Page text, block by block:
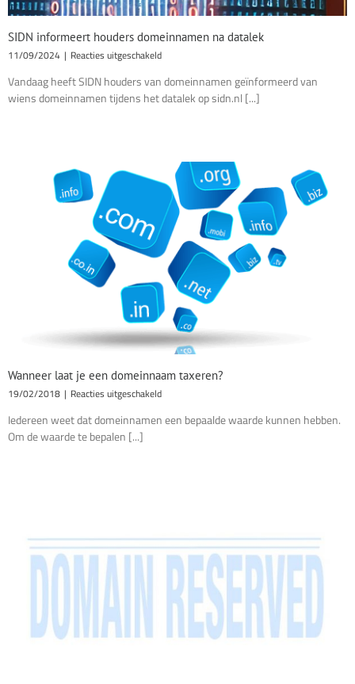
SIDN informeert houders domeinnamen na datalek
11/09/2024 | Reacties uitgeschakeldvoor
informeert
houders
Vandaag heeft SIDN houders van domeinnamen geïnformeerd van
wiens domeinnamen tijdens het datalek op sidn.nl [...]
Wanneer laat je een domeinnaam taxeren?
19/02/2018 | Reacties uitgeschakeldvoor
laat
Iedereen weet dat domeinnamen een bepaalde waarde kunnen hebben.
Om de waarde te bepalen [...]